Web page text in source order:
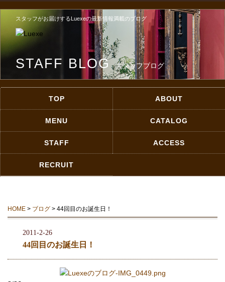
スタッフがお届けするLuexeの最新情報満載のブログ
STAFF BLOG スタッフブログ
TOP ABOUT
MENU CATALOG
STAFF ACCESS
RECRUIT
HOME > ブログ > 44回目のお誕生日！
2011-2-26
44回目のお誕生日！